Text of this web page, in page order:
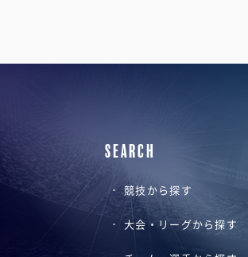
SEARCH
競技から探す
大会・リーグから探す